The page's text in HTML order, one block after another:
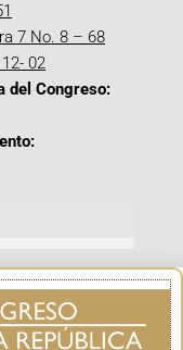
7 No. 8 – 68
02
del Congreso: